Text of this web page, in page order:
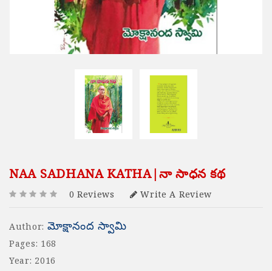
NAA SADHANA KATHA|నా సాధన కథ
0 Reviews Write A Review
Author: మోక్షానంద స్వామి
Pages: 168
Year: 2016